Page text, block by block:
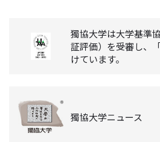
獨協大学は大学基準
証評価）を受審し、
けています。
獨協大学ニュース